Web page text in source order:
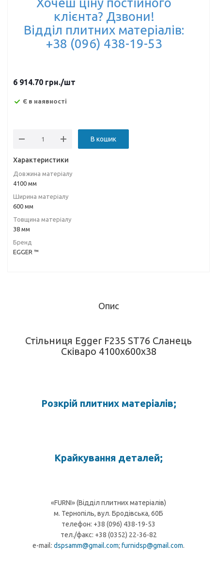
клієнта? Дзвони!
Відділ плитних матеріалів:
+38 (096) 438-19-53
6 914.70 грн./шт
Є в наявності
В кошик
Характеристики
Довжина матеріалу
4100 мм
Ширина матеріалу
600 мм
Товщина матеріалу
38 мм
Бренд
EGGER ™
Опис
Стільниця Egger F235 ST76 Сланець
Сківаро 4100х600х38
Розкрій плитних матеріалів;
Крайкування деталей;
«FURNI» (Відділ плитних матеріалів)
м. Тернопіль, вул. Бродівська, 60Б
телефон: +38 (096) 438-19-53
тел./факс: +38 (0352) 22-36-82
e-mail: dspsamm@gmail.com; furnidsp@gmail.com.